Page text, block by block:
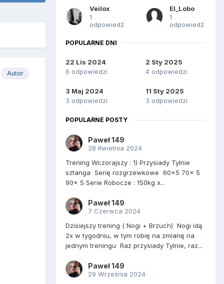
Autor
Veilox
1
odpowiedź
El_Lobo
1
odpowiedź
POPULARNE DNI
22 Lis 2024
6 odpowiedzi
2 Sty 2025
4 odpowiedzi
3 Maj 2024
3 odpowiedzi
11 Sty 2025
3 odpowiedzi
POPULARNE POSTY
Paweł 149
28 Kwietnia 2024
Trening Wczorajszy : 1) Przysiady Tylnie
sztanga Serię rozgrzewkowe 60x5 70x 5
90x 5 Serie Robocze : 150kg x...
Paweł 149
7 Czerwca 2024
Dzisiejszy trening ( Nogi + Brzuch) Nogi idą
2x w tygodniu, w tym robię na zmianę na
jednym treningu Raz przysiady Tylnie, raz...
Paweł 149
29 Września 2024